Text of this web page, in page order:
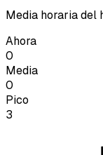
Media horaria del
Ahora
0
Media
0
Pico
3